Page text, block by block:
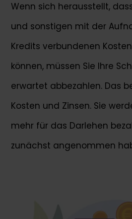
Wenn sich herausstellt,
und sonstigen mit der
Kredits verbundenen
können, müssen Sie Ihre
erwartet abbezahlen. Das
Kosten und Zinsen. Sie
mehr für das Darlehen
zunächst angenommen